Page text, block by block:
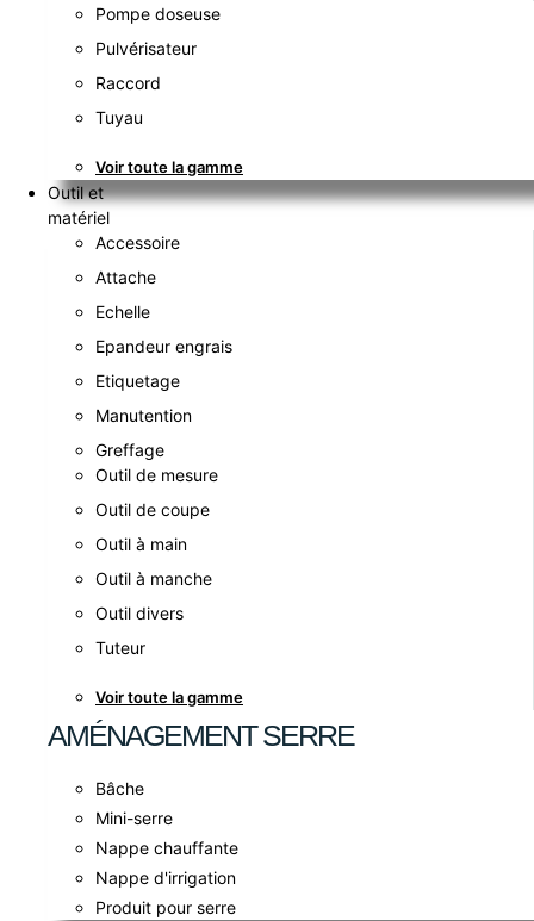
Pompe doseuse
Pulvérisateur
Raccord
Tuyau
Voir toute la gamme
Outil et
matériel
Accessoire
Attache
Echelle
Epandeur engrais
Etiquetage
Manutention
Greffage
Outil de mesure
Outil de coupe
Outil à main
Outil à manche
Outil divers
Tuteur
Voir toute la gamme
AMÉNAGEMENT SERRE
Bâche
Mini-serre
Nappe chauffante
Nappe d'irrigation
Produit pour serre